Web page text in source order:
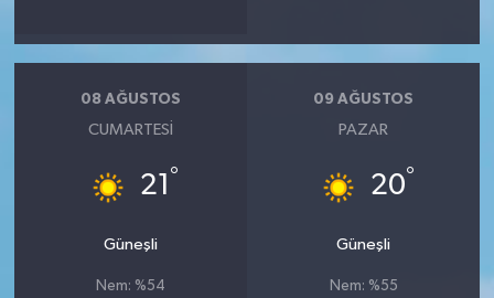
08 AĞUSTOS
CUMARTESI
21 °
Güneşli
Nem: %54
09 AĞUSTOS
PAZAR
20°
Güneşli
Nem: %55